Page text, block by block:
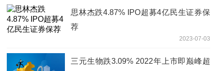
思林杰跌4.87% IPO超募4亿民生证券保
荐
2023-07-03
三元生物跌3.09% 2022年上市即巅峰超